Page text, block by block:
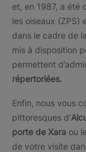
et, en 1987, a été
les oiseaux (ZPS)
dans le cadre de
mis à disposition
permettent
répertoriées.
Enfin, nous vous
pittoresques d’
porte de Xara ou
de votre visite